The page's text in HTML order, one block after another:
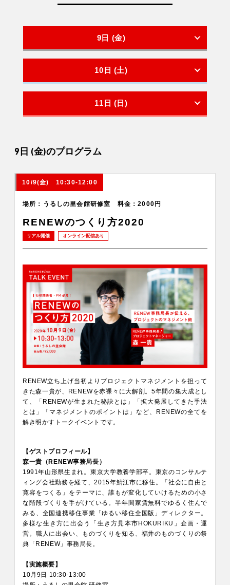
9日 (金)
10日 (土)
11日 (日)
9日 (金)のプログラム
10/9(金) 10:30-12:00
場所：うるしの里会館研修室 料金：2000円
RENEWのつくり方2020
リアル開催 オンライン配信あり
RENEW立ち上げ当初よりプロジェクトマネジメントを担って
きた森一貴が、RENEWを赤裸々に大解剖。5年間の集大成とし
て、「RENEWが生まれた秘訣とは」「拡大発展してきた手法
とは」「マネジメントのポイントは」など、RENEWの全てを
解き明かすトークイベントです。
【ゲストプロフィール】
森一貴（RENEW事務局長）
1991年山形県生まれ。東京大学教養学部卒。東京のコンサルテ
ィング会社勤務を経て、2015年鯖江市に移住。「社会に自由と
寛容をつくる」をテーマに、誰もが変化していけるための小さ
な階段づくりを手がけている。半年間家賃無料でゆるく住んで
みる、全国連携移住事業「ゆるい移住全国版」ディレクター。
多様な生き方に出会う「生き方見本市HOKURIKU」企画・運
営。職人に出会い、ものづくりを知る、福井のものづくりの祭
典「RENEW」事務局長。
【実施概要】
10月9日 10:30-13:00